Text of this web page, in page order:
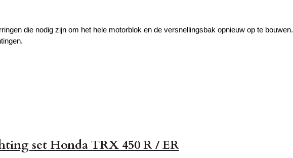
die nodig zijn om het hele motorblok en de versnellingsbak opnieuw op te bouwen.
set Honda TRX 450 R / ER